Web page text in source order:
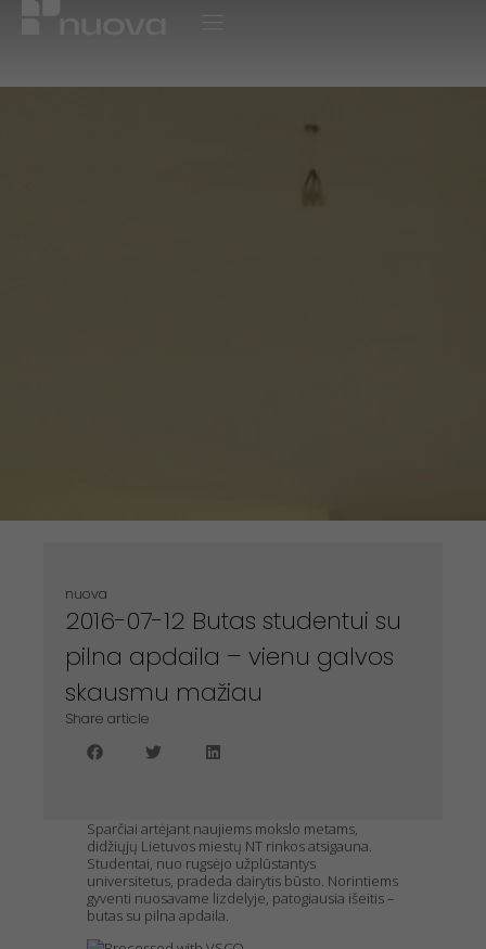
nuova
2016-07-12 Butas studentui su
pilna apdaila – vienu galvos
skausmu mažiau
Share article
Sparčiai artėjant naujiems mokslo metams,
didžiųjų Lietuvos miestų NT rinkos atsigauna.
Studentai, nuo rugsėjo užplūstantys
universitetus, pradeda dairytis būsto. Norintiems
gyventi nuosavame lizdelyje, patogiausia išeitis –
butas su pilna apdaila.